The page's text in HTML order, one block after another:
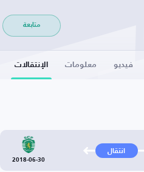
متابعة
فيديو معلومات الإنتقالات
انتقال
2018-06-30